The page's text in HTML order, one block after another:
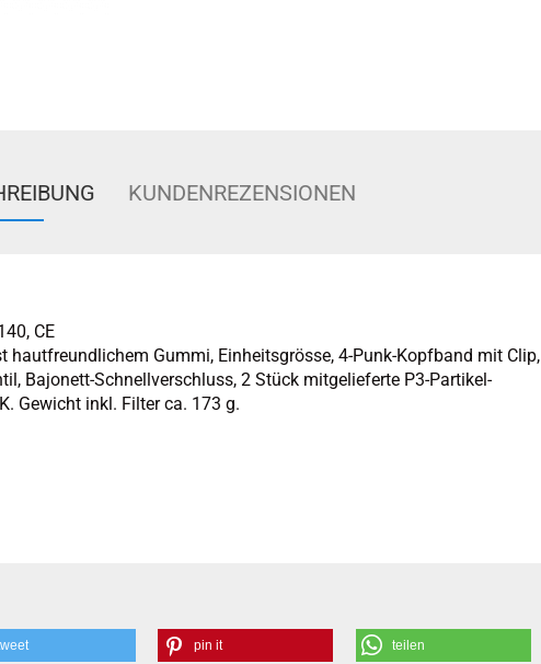
KUNDENREZENSIONEN
CE
hautfreundlichem Gummi, Einheitsgrösse, 4-Punk-Kopfband mit Clip,
Bajonett-Schnellverschluss, 2 Stück mitgelieferte P3-Partikel-
Gewicht inkl. Filter ca. 173 g.
pin it teilen